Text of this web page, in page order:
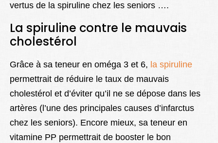
vertus de la spiruline chez les seniors ….
La spiruline contre le mauvais
cholestérol
Grâce à sa teneur en oméga 3 et 6, la spiruline
permettrait de réduire le taux de mauvais
cholestérol et d’éviter qu’il ne se dépose dans les
artères (l’une des principales causes d’infarctus
chez les seniors). Encore mieux, sa teneur en
vitamine PP permettrait de booster le bon